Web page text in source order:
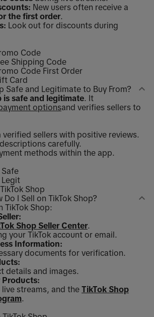
New users often receive a
the first order.
Look out for discounts during
Code
Shipping Code
Code First Order
Card
Safe and Legitimate to Buy From?
is safe and legitimate. It
optionsand verifies sellers to
verified sellers with positive reviews.
carefully.
methods within the app.
Safe
Legit
Shop
Do I Sell on TikTok Shop?
TikTok Shop:
Shop Seller Center.
your TikTok account or email.
Information:
documents for verification.
details and images.
Products:
live streams, and the TikTok Shop
.